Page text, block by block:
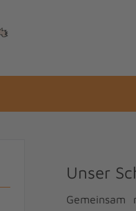
Unser